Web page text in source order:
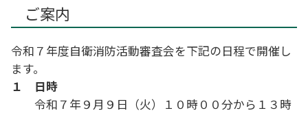
ご案内
令和７年度自衛消防活動審査会を下記の日程で開催し
ます。
１ 日時
令和７年９月９日（火）１０時００分から１３時